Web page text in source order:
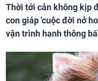
Thời tới cản không kịp
con giáp 'cuộc đời nở
vận trình hanh thông